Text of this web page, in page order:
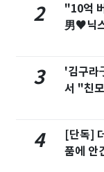
2
"10억
男♥닉
3
'김구라
서 "친
4
[단독]
품에 안